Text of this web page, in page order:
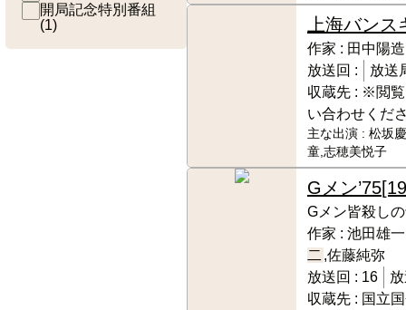
開局記念特別番組
(1) 上海バンス
作家 : 田中陽
放送回 :
放送
収蔵先 : ※閲覧
い合わせくだ
主な出演 : 松坂
童,志穂美悦子
Gメン’75
Gメン皆殺し
作家 : 池田雄
二 ,佐藤純弥
放送回 : 16
収蔵先 : 国立